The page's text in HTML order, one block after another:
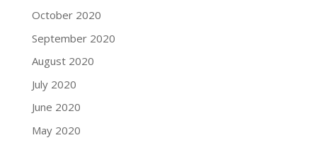
October 2020
September 2020
August 2020
July 2020
June 2020
May 2020